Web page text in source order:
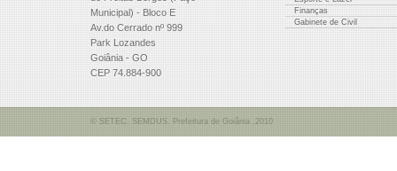
Municipal) - Bloco E
Av.do Cerrado nº 999
Park Lozandes
Goiânia - GO
CEP 74.884-900
Finanças
Gabinete de Civil
© SETEC. SEMDUS. Prefeitura de Goiânia .2010